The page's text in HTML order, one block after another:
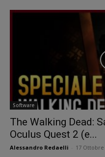
Software
The Walking Dead:
Oculus Quest 2 (e...
Alessandro Redaelli 17 Ottobre